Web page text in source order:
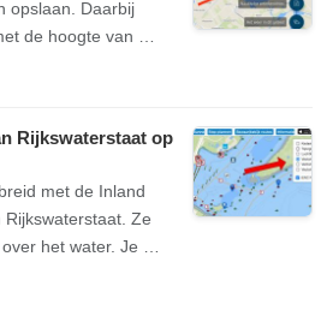
opslaan. Daarbij
de hoogte van …
Rijkswaterstaat op
met de Inland
Ze
het water. Je …